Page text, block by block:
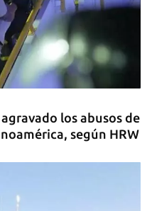
los abusos de
según HRW